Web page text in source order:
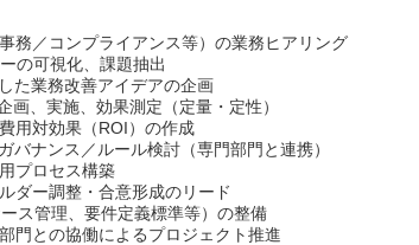
務／コンプライアンス等）の業務ヒアリング
の可視化、課題抽出
た業務改善アイデアの企画
画、実施、効果測定（定量・定性）
用対効果（ROI）の作成
バナンス／ルール検討（専門部門と連携）
プロセス構築
ダー調整・合意形成のリード
ス管理、要件定義標準等）の整備
門との協働によるプロジェクト推進